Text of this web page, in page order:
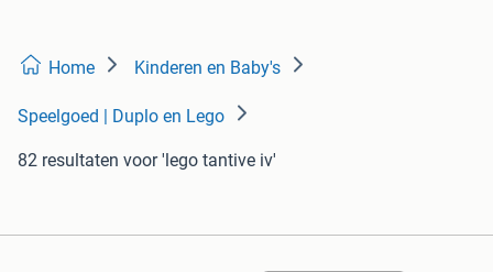
Home Kinderen en Baby's
Speelgoed | Duplo en Lego
82 resultaten voor 'lego tantive iv'